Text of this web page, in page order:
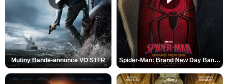
Mutiny Bande-annonce VO STFR Spider-Man: Brand New Day Bande-annonce VO STFR